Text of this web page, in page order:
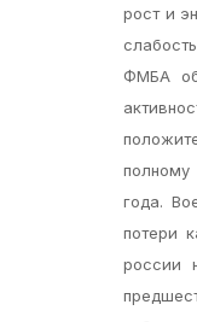
рост и
ФМБА
полному
года.
потери
россии